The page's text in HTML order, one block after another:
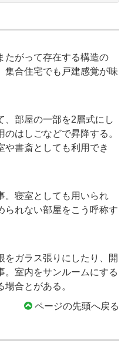
たがって存在する構造の
集合住宅でも戸建感覚が味
、部屋の一部を2層式にし
はしごなどで昇降する。
や書斎としても利用でき
。寝室としても用いられ
られない部屋をこう呼称す
をガラス張りにしたり、開
。室内をサンルームにする
合とがある。
ページの先頭へ戻る